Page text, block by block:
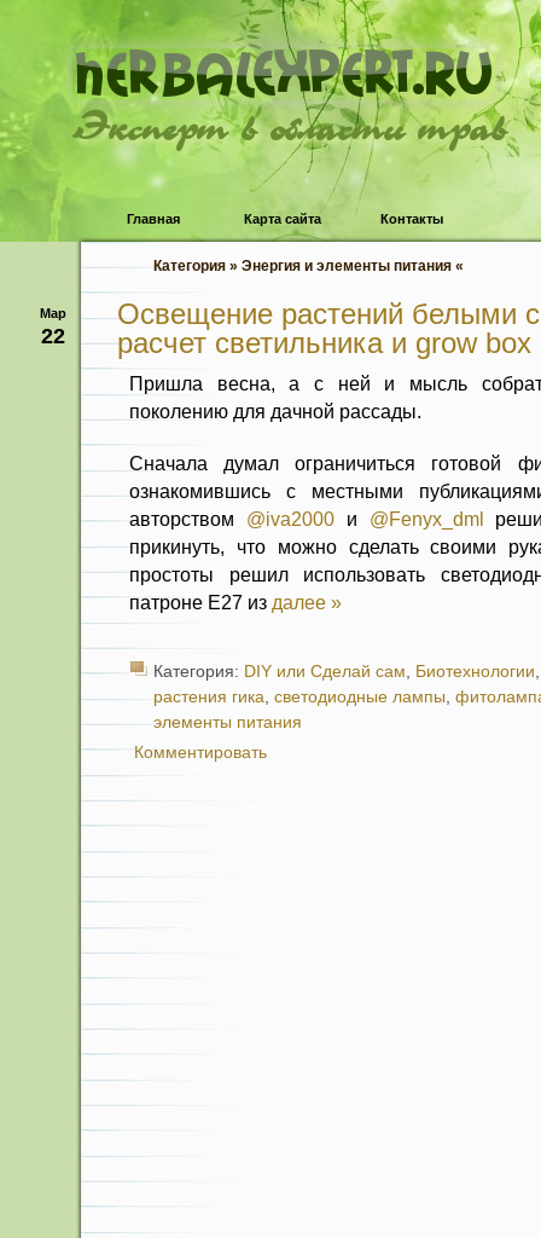
Эксперт в области трав
Главная Карта сайта Контакты
Категория » Энергия и элементы питания «
Мар
22
Освещение растений белыми
расчет светильника и grow box
Пришла весна, а с ней и мысль
поколению для дачной рассады.
Сначала думал ограничиться готовой
ознакомившись с местными
авторством @iva2000и @Fenyx_dml
прикинуть, что можно сделать своими
простоты решил использовать
патроне Е27 из далее »
Категория: DIY или Сделай сам, Биотехнологии
растения гика, светодиодные лампы,
элементы питания
Комментировать